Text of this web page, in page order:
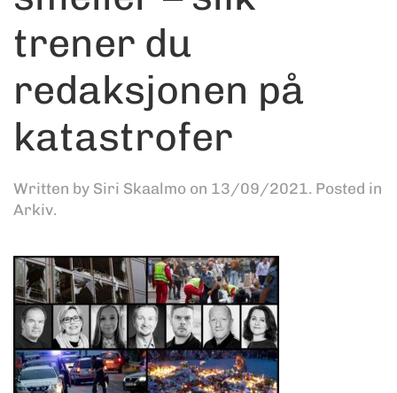
trener du
redaksjonen på
katastrofer
Written by Siri Skaalmo on 13/09/2021. Posted in
Arkiv.